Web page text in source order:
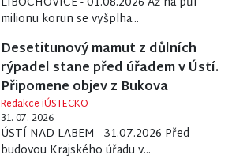
milionu korun se vyšplha...
Desetitunový mamut z důlních
rýpadel stane před úřadem v Ústí.
Připomene objev z Bukova
Redakce iÚSTECKO
31. 07. 2026
ÚSTÍ NAD LABEM - 31.07.2026 Před
budovou Krajského úřadu v...